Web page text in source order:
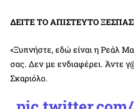
ΔΕΙΤΕ ΤΟ ΑΠΙΣΤΕΥΤΟ
«Ξυπνήστε, εδώ είναι η Ρεάλ
σας. Δεν με ενδιαφέρει. Άντε
Σκαριόλο.